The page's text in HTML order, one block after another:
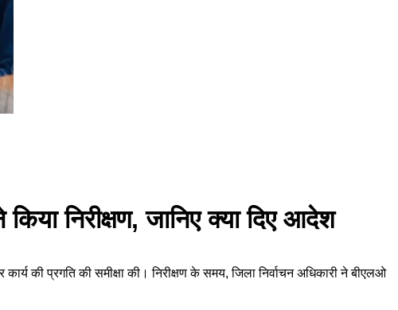
निरीक्षण, जानिए क्या दिए आदेश
की प्रगति की समीक्षा की। निरीक्षण के समय, जिला निर्वाचन अधिकारी ने बीएलओ